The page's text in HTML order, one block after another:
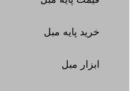
خرید پایه مبل
ابزار مبل